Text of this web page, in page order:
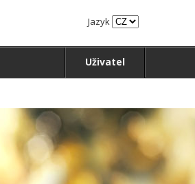
Jazyk
Uživatel